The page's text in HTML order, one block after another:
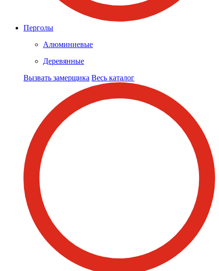
Перголы
Алюминиевые
Деревянные
Вызвать замерщика Весь каталог